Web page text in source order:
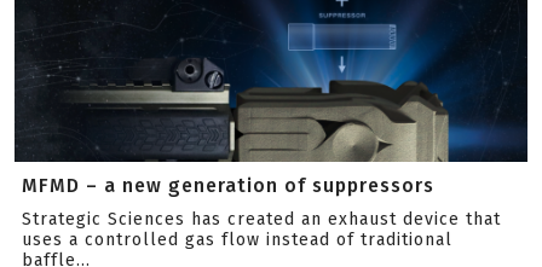
MFMD – a new generation of suppressors
Strategic Sciences has created an exhaust device that
uses a controlled gas flow instead of traditional
baffle...